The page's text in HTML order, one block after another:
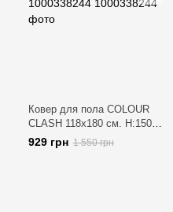
Ковер для пола COLOUR
CLASH 118х180 см. H:150
см. L:90 см. 1000338244
929 грн 1 550 грн